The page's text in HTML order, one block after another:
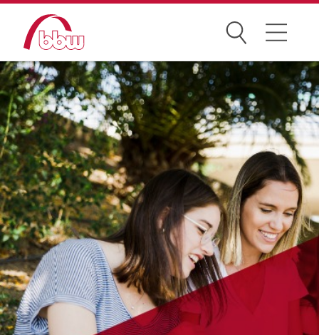
Suchen
Weiterbildung
Kongresse
Förderungen
Projekte
Über uns
News Archiv